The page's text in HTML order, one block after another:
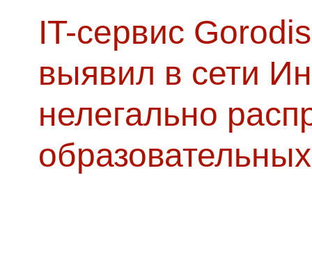
IT-сервис
выявил в сети
нелегально